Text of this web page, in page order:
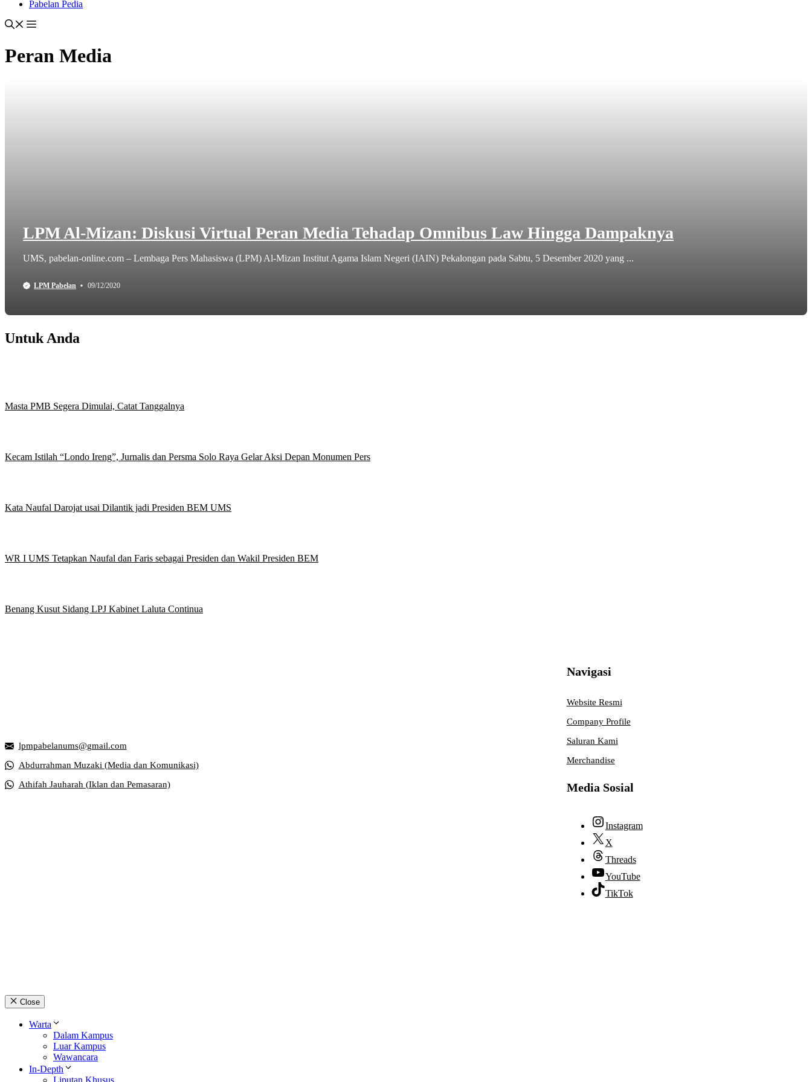
Pabelan Pedia
Peran Media
LPM Al-Mizan: Diskusi Virtual Peran Media Tehadap Omnibus Law Hingga Dampaknya
UMS, pabelan-online.com – Lembaga Pers Mahasiswa (LPM) Al-Mizan Institut Agama Islam Negeri (IAIN) Pekalongan pada Sabtu, 5 Desember 2020 yang ...
LPM Pabelan 09/12/2020
Untuk Anda
Masta PMB Segera Dimulai, Catat Tanggalnya
Kecam Istilah “Londo Ireng”, Jurnalis dan Persma Solo Raya Gelar Aksi Depan Monumen Pers
Kata Naufal Darojat usai Dilantik jadi Presiden BEM UMS
WR I UMS Tetapkan Naufal dan Faris sebagai Presiden dan Wakil Presiden BEM
Benang Kusut Sidang LPJ Kabinet Laluta Continua
lpmpabelanums@gmail.com
Abdurrahman Muzaki (Media dan Komunikasi)
Athifah Jauharah (Iklan dan Pemasaran)
Navigasi
Website Resmi
Company Profile
Saluran Kami
Merchandise
Media Sosial
Instagram
X
Threads
YouTube
TikTok
Close
Warta
Dalam Kampus
Luar Kampus
Wawancara
In-Depth